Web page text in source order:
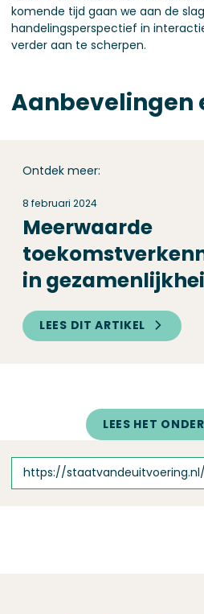
komende tijd gaan we aan de
handelingsperspectief in
verder aan te scherpen.
Aanbevelingen
Ontdek meer:
8 februari 2024
Meerwaarde
in
LEES DIT ARTIKEL
LEES HET
https://